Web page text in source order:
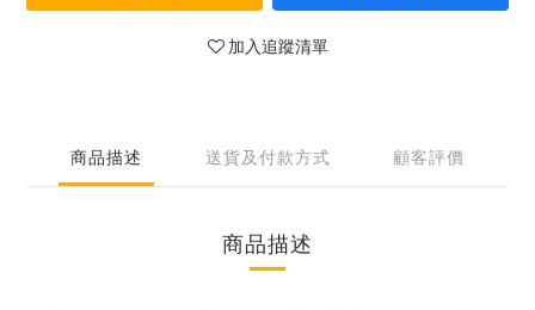
加入追蹤清單
商品描述 送貨及付款方式 顧客評價
商品描述